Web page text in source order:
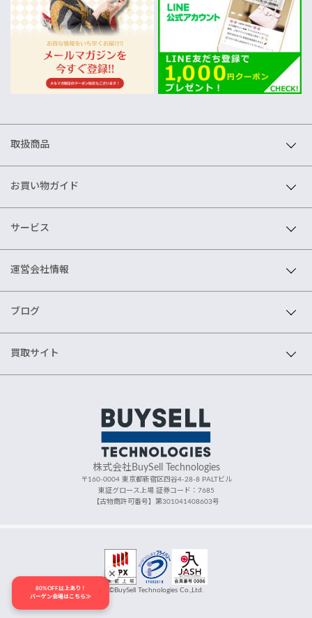
取扱商品
お買い物ガイド
サービス
運営会社情報
ブログ
買取サイト
株式会社BuySell Technologies
〒160-0004 東京都新宿区四谷4-28-8 PALTビル
東証グロース上場 証券コード：7685
【古物商許可番号】第301041408603号
©BuySell Technologies Co.,Ltd.
80%OFF以上あり！
バーゲン会場はこちら≫